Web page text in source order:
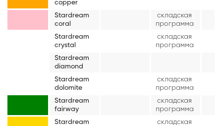
copper
Stardream
coral
складская
программа
Stardream
crystal
складская
программа
Stardream
diamond
Stardream
dolomite
складская
программа
Stardream
fairway
складская
программа
Stardream
складская